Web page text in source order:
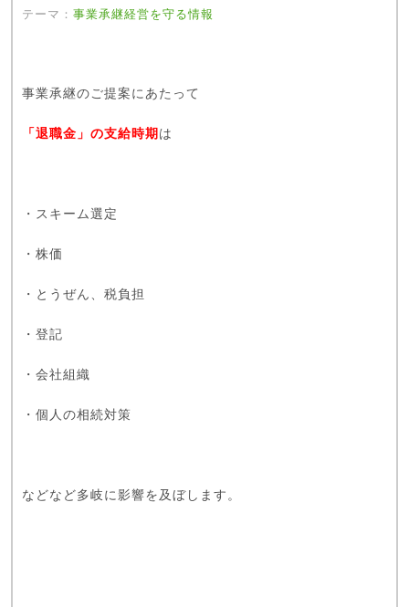
テーマ： 事業承継経営を守る情報
事業承継のご提案にあたって
「退職金」の支給時期 は
・スキーム選定
・株価
・とうぜん、税負担
・登記
・会社組織
・個人の相続対策
などなど多岐に影響を及ぼします。